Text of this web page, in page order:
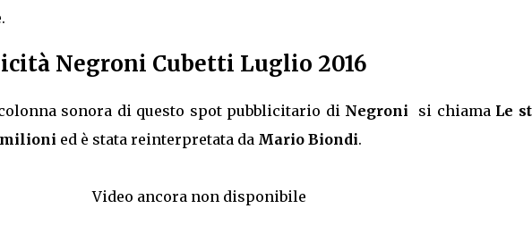
Negroni Cubetti Luglio 2016
sonora di questo spot pubblicitario di Negroni si chiama Le
ed è stata reinterpretata da Mario Biondi.
Video ancora non disponibile